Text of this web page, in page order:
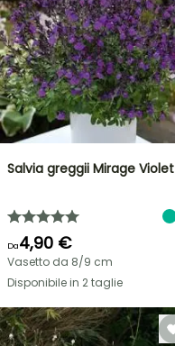
Salvia greggii Mirage Violet
Da4,90 €
Vasetto da 8/9 cm
Disponibile in 2 taglie